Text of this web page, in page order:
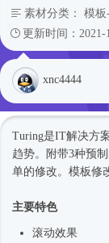
素材分类： 模板
更新时间：2021-
xnc4444
Turing是IT解决方
趋势。附带3种预
单的修改。模板修
主要特色
滚动效果